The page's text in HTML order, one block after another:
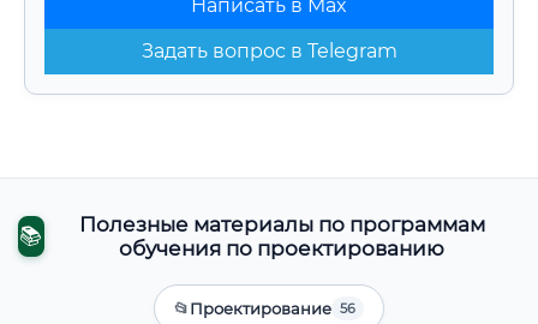
Написать в Max
Задать вопрос в Telegram
📚
Полезные материалы по программам
обучения по проектированию
📂Проектирование 56